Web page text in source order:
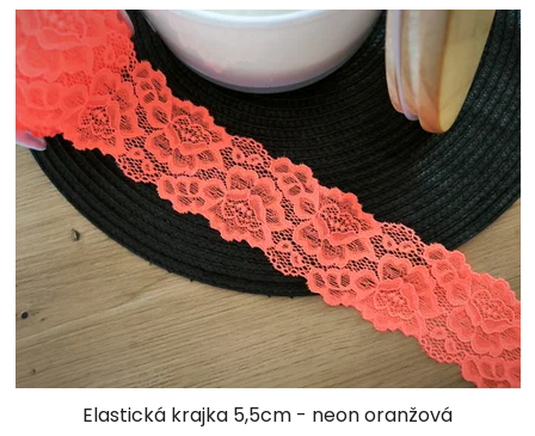
Elastická krajka 5,5cm - neon oranžová